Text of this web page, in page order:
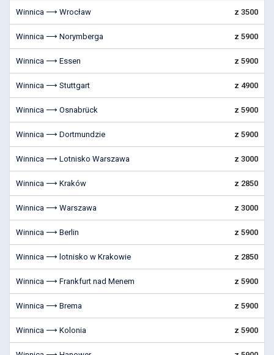
Winnica ⟶ Wrocław z 3500
Winnica ⟶ Norymberga z 5900
Winnica ⟶ Essen z 5900
Winnica ⟶ Stuttgart z 4900
Winnica ⟶ Osnabrück z 5900
Winnica ⟶ Dortmundzie z 5900
Winnica ⟶ Lotnisko Warszawa z 3000
Winnica ⟶ Kraków z 2850
Winnica ⟶ Warszawa z 3000
Winnica ⟶ Berlin z 5900
Winnica ⟶ lotnisko w Krakowie z 2850
Winnica ⟶ Frankfurt nad Menem z 5900
Winnica ⟶ Brema z 5900
Winnica ⟶ Kolonia z 5900